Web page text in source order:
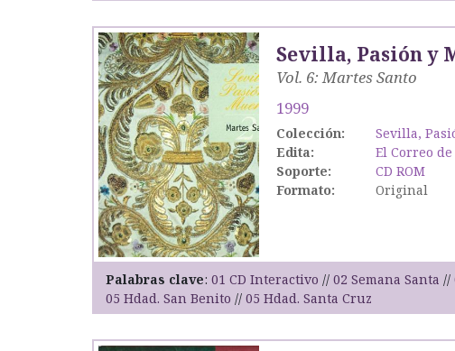
Sevilla, Pasión y
Vol. 6: Martes Santo
1999
Colección:
Sevilla,
Edita:
El Correo
Soporte:
CD ROM
Formato:
Original
Palabras clave 01 CD Interactivo 02 Semana Santa
05 Hdad. San Benito
05 Hdad. Santa Cruz